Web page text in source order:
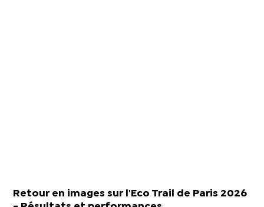
Retour en images sur l'Eco Trail de Paris 2026